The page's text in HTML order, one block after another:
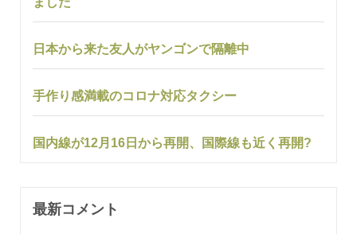
日本から来た友人がヤンゴンで隔離中
手作り感満載のコロナ対応タクシー
国内線が12月16日から再開、国際線も近く再開?
最新コメント